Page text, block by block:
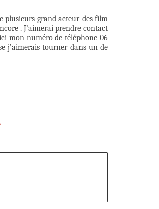
plusieurs grand acteur des film
. J’aimerai prendre contact
mon numéro de téléphone 06
j’aimerais tourner dans un de